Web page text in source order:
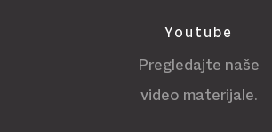
Youtube
Pregledajte naše
video materijale.